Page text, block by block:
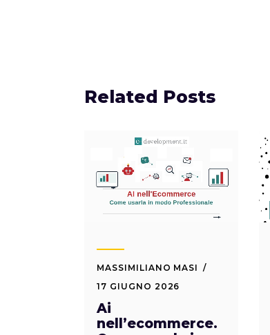
Related Posts
MASSIMILIANO MASI
17 GIUGNO 2026
Ai
nell’ecommerce.